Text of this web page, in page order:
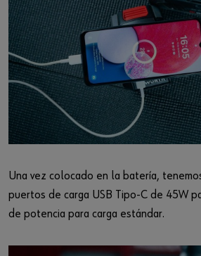
Una vez colocado en la batería,
puertos de carga USB Tipo-C de 45W
de potencia para carga estándar.